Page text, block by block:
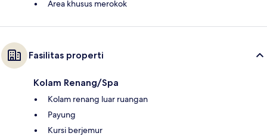
Area khusus merokok
Fasilitas properti
Kolam Renang/Spa
Kolam renang luar ruangan
Payung
Kursi berjemur